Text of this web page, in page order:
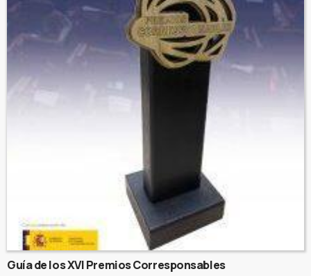
Guía de los XVI Premios Corresponsables